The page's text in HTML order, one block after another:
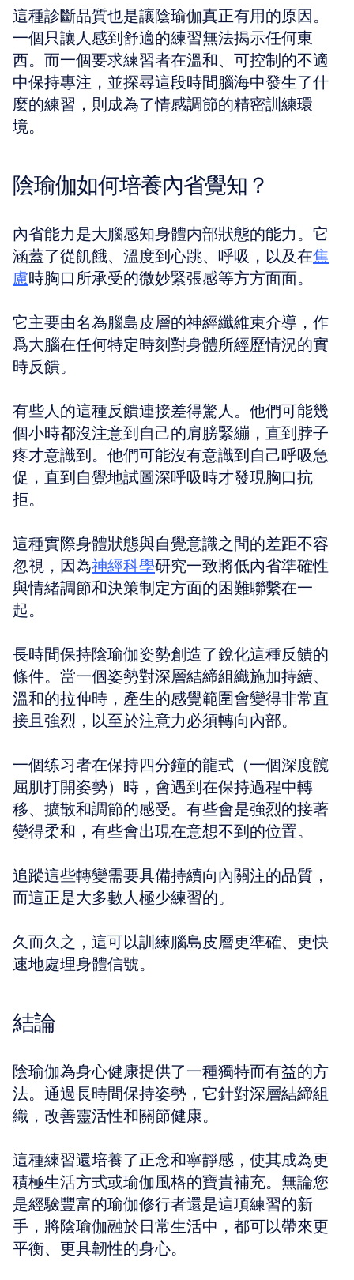
這種診斷品質也是讓陰瑜伽真正有用的原因。
一個只讓人感到舒適的練習無法揭示任何東
西。而一個要求練習者在溫和、可控制的不適
中保持專注，並探尋這段時間腦海中發生了什
麼的練習，則成為了情感調節的精密訓練環
境。
陰瑜伽如何培養內省覺知？
內省能力是大腦感知身體内部狀態的能力。它
涵蓋了從飢餓、溫度到心跳、呼吸，以及在焦
慮時胸口所承受的微妙緊張感等方方面面。
它主要由名為腦島皮層的神經纖維束介導，作
爲大腦在任何特定時刻對身體所經歷情況的實
時反饋。
有些人的這種反饋連接差得驚人。他們可能幾
個小時都沒注意到自己的肩膀緊繃，直到脖子
疼才意識到。他們可能沒有意識到自己呼吸急
促，直到自覺地試圖深呼吸時才發現胸口抗
拒。
這種實際身體狀態與自覺意識之間的差距不容
忽視，因為神經科學研究一致將低內省準確性
與情緒調節和決策制定方面的困難聯繫在一
起。
長時間保持陰瑜伽姿勢創造了銳化這種反饋的
條件。當一個姿勢對深層結締組織施加持續、
溫和的拉伸時，產生的感覺範圍會變得非常直
接且強烈，以至於注意力必須轉向內部。
一個练习者在保持四分鐘的龍式（一個深度髖
屈肌打開姿勢）時，會遇到在保持過程中轉
移、擴散和調節的感受。有些會是強烈的接著
變得柔和，有些會出現在意想不到的位置。
追蹤這些轉變需要具備持續向內關注的品質，
而這正是大多數人極少練習的。
久而久之，這可以訓練腦島皮層更準確、更快
速地處理身體信號。
結論
陰瑜伽為身心健康提供了一種獨特而有益的方
法。通過長時間保持姿勢，它針對深層結締組
織，改善靈活性和關節健康。
這種練習還培養了正念和寧靜感，使其成為更
積極生活方式或瑜伽風格的寶貴補充。無論您
是經驗豐富的瑜伽修行者還是這項練習的新
手，將陰瑜伽融於日常生活中，都可以帶來更
平衡、更具韌性的身心。